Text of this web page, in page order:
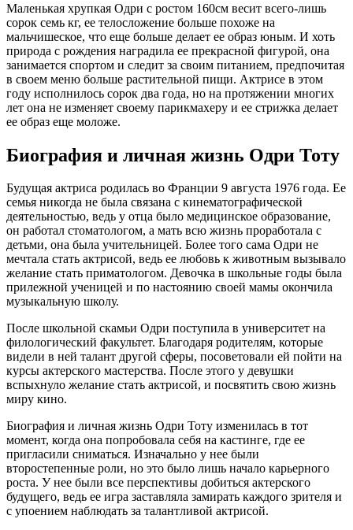
Маленькая хрупкая Одри с ростом 160см весит всего-лишь
сорок семь кг, ее телосложение больше похоже на
мальчишеское, что еще больше делает ее образ юным. И хоть
природа с рождения наградила ее прекрасной фигурой, она
занимается спортом и следит за своим питанием, предпочитая
в своем меню больше растительной пищи. Актрисе в этом
году исполнилось сорок два года, но на протяжении многих
лет она не изменяет своему парикмахеру и ее стрижка делает
ее образ еще моложе.
Биография и личная жизнь Одри Тоту
Будущая актриса родилась во Франции 9 августа 1976 года. Ее
семья никогда не была связана с кинематографической
деятельностью, ведь у отца было медицинское образование,
он работал стоматологом, а мать всю жизнь проработала с
детьми, она была учительницей. Более того сама Одри не
мечтала стать актрисой, ведь ее любовь к животным вызывало
желание стать приматологом. Девочка в школьные годы была
прилежной ученицей и по настоянию своей мамы окончила
музыкальную школу.
После школьной скамьи Одри поступила в университет на
филологический факультет. Благодаря родителям, которые
видели в ней талант другой сферы, посоветовали ей пойти на
курсы актерского мастерства. После этого у девушки
вспыхнуло желание стать актрисой, и посвятить свою жизнь
миру кино.
Биография и личная жизнь Одри Тоту изменилась в тот
момент, когда она попробовала себя на кастинге, где ее
пригласили сниматься. Изначально у нее были
второстепенные роли, но это было лишь начало карьерного
роста. У нее были все перспективы добиться актерского
будущего, ведь ее игра заставляла замирать каждого зрителя и
с упоением наблюдать за талантливой актрисой.